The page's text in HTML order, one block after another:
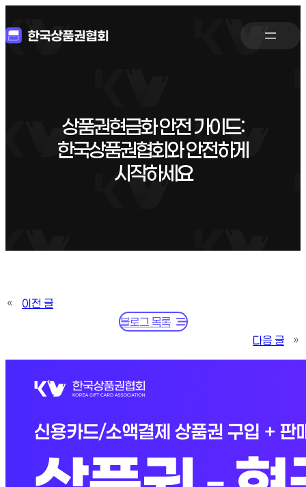
상품권현금화 안전 가이드:
한국상품권협회와 안전하게
시작하세요
«
이전 글
블로그 목록
다음 글
»